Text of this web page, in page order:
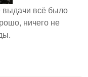
выдачи всё было
ничего не